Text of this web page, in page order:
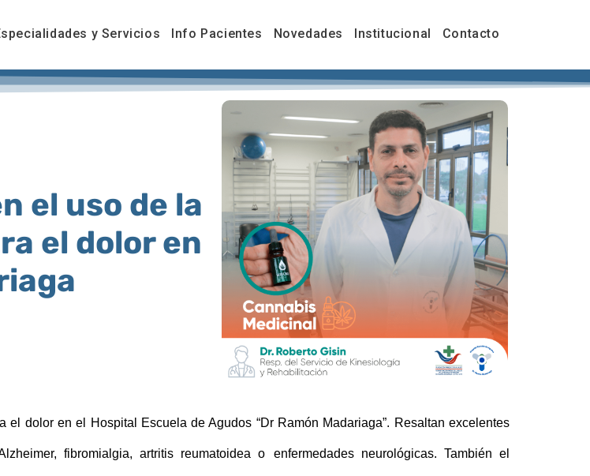
y Servicios Info Pacientes Novedades Institucional Contacto
el uso de la
el dolor en
el dolor en el Hospital Escuela de Agudos “Dr Ramón Madariaga”. Resaltan excelentes
fibromialgia, artritis reumatoidea o enfermedades neurológicas. También el